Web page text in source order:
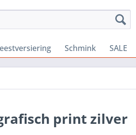
Schmink SALE
print zilver